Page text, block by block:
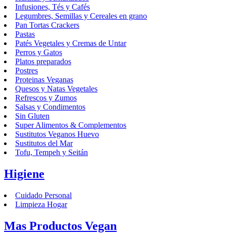
Infusiones, Tés y Cafés
Legumbres, Semillas y Cereales en grano
Pan Tortas Crackers
Pastas
Patés Vegetales y Cremas de Untar
Perros y Gatos
Platos preparados
Postres
Proteinas Veganas
Quesos y Natas Vegetales
Refrescos y Zumos
Salsas y Condimentos
Sin Gluten
Super Alimentos & Complementos
Sustitutos Veganos Huevo
Sustitutos del Mar
Tofu, Tempeh y Seitán
Higiene
Cuidado Personal
Limpieza Hogar
Mas Productos Vegan